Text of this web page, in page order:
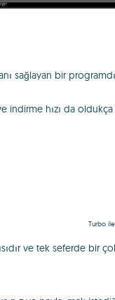
sağlayan bir
hızı da
Turbo ile
ve tek seferde